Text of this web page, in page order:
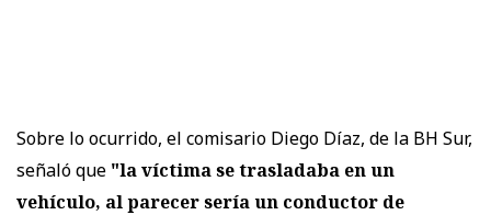
Sobre lo ocurrido, el comisario Diego Díaz, de la BH Sur,
señaló que "la víctima se trasladaba en un
vehículo, al parecer sería un conductor de